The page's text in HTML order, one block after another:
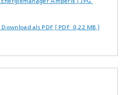
als PDF [ PDF 0,22 MB ]